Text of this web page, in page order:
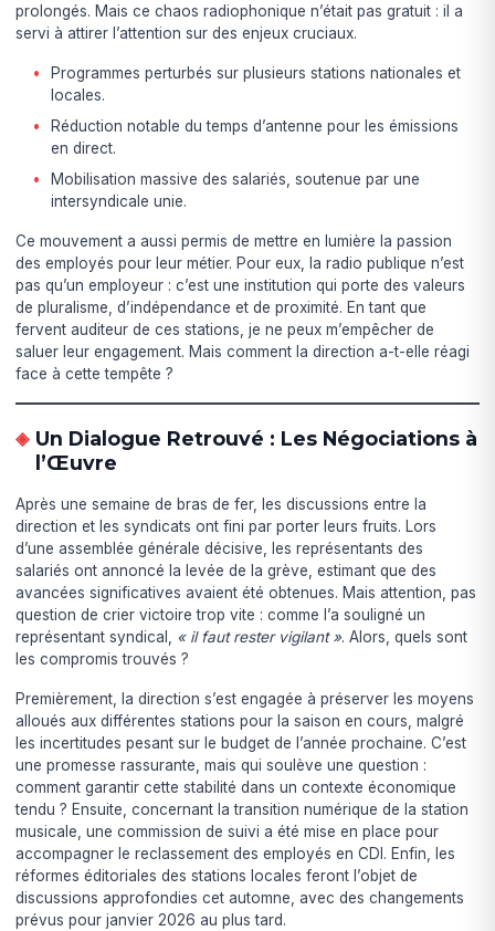
prolongés. Mais ce chaos radiophonique n’était pas gratuit : il a
servi à attirer l’attention sur des enjeux cruciaux.
Programmes perturbés sur plusieurs stations nationales et
locales.
Réduction notable du temps d’antenne pour les émissions
en direct.
Mobilisation massive des salariés, soutenue par une
intersyndicale unie.
Ce mouvement a aussi permis de mettre en lumière la passion
des employés pour leur métier. Pour eux, la radio publique n’est
pas qu’un employeur : c’est une institution qui porte des valeurs
de pluralisme, d’indépendance et de proximité. En tant que
fervent auditeur de ces stations, je ne peux m’empêcher de
saluer leur engagement. Mais comment la direction a-t-elle réagi
face à cette tempête ?
Un Dialogue Retrouvé : Les Négociations à
l’Œuvre
Après une semaine de bras de fer, les discussions entre la
direction et les syndicats ont fini par porter leurs fruits. Lors
d’une assemblée générale décisive, les représentants des
salariés ont annoncé la levée de la grève, estimant que des
avancées significatives avaient été obtenues. Mais attention, pas
question de crier victoire trop vite : comme l’a souligné un
représentant syndical,
« il faut rester vigilant ». Alors, quels sont
les compromis trouvés ?
Premièrement, la direction s’est engagée à préserver les moyens
alloués aux différentes stations pour la saison en cours, malgré
les incertitudes pesant sur le budget de l’année prochaine. C’est
une promesse rassurante, mais qui soulève une question :
comment garantir cette stabilité dans un contexte économique
tendu ? Ensuite, concernant la transition numérique de la station
musicale, une commission de suivi a été mise en place pour
accompagner le reclassement des employés en CDI. Enfin, les
réformes éditoriales des stations locales feront l’objet de
discussions approfondies cet automne, avec des changements
prévus pour janvier 2026 au plus tard.